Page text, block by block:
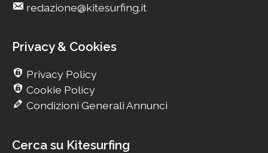
redazione@kitesurfing.it
Privacy & Cookies
Privacy Policy
Cookie Policy
Condizioni Generali Annunci
Cerca su Kitesurfing